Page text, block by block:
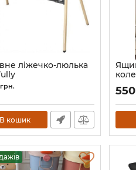
ліжечко-люлька
5905683800013
грн.
В кошик
550